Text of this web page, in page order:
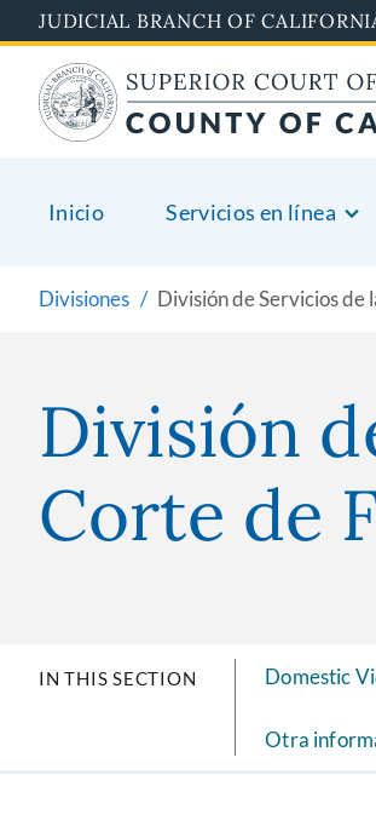
to
main
content
JUDICIAL BRANCH OF
Inicio Servicios en línea
Divisiones División de Servicios de
División
Corte de
IN THIS SECTION Domestic
Otra